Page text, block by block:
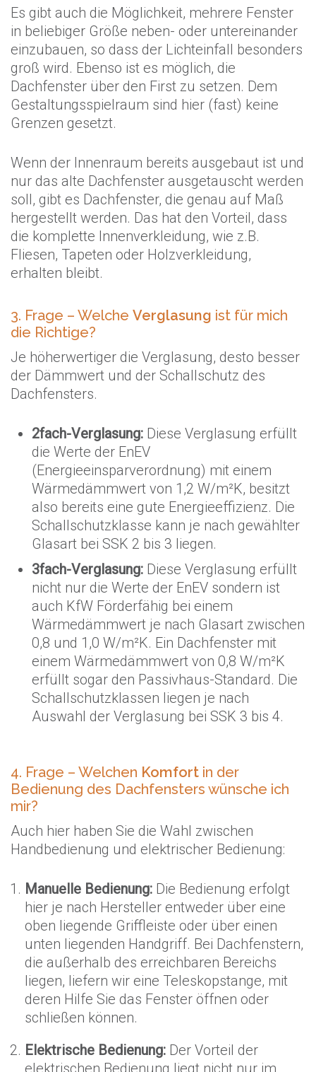
Es gibt auch die Möglichkeit, mehrere Fenster
in beliebiger Größe neben- oder untereinander
einzubauen, so dass der Lichteinfall besonders
groß wird. Ebenso ist es möglich, die
Dachfenster über den First zu setzen. Dem
Gestaltungsspielraum sind hier (fast) keine
Grenzen gesetzt.
Wenn der Innenraum bereits ausgebaut ist und
nur das alte Dachfenster ausgetauscht werden
soll, gibt es Dachfenster, die genau auf Maß
hergestellt werden. Das hat den Vorteil, dass
die komplette Innenverkleidung, wie z.B.
Fliesen, Tapeten oder Holzverkleidung,
erhalten bleibt.
3. Frage – Welche Verglasung ist für mich
die Richtige?
Je höherwertiger die Verglasung, desto besser
der Dämmwert und der Schallschutz des
Dachfensters.
2fach-Verglasung: Diese Verglasung erfüllt
die Werte der EnEV
(Energieeinsparverordnung) mit einem
Wärmedämmwert von 1,2 W/m²K, besitzt
also bereits eine gute Energieeffizienz. Die
Schallschutzklasse kann je nach gewählter
Glasart bei SSK 2 bis 3 liegen.
3fach-Verglasung: Diese Verglasung erfüllt
nicht nur die Werte der EnEV sondern ist
auch KfW Förderfähig bei einem
Wärmedämmwert je nach Glasart zwischen
0,8 und 1,0 W/m²K. Ein Dachfenster mit
einem Wärmedämmwert von 0,8 W/m²K
erfüllt sogar den Passivhaus-Standard. Die
Schallschutzklassen liegen je nach
Auswahl der Verglasung bei SSK 3 bis 4.
4. Frage – Welchen Komfort in der
Bedienung des Dachfensters wünsche ich
mir?
Auch hier haben Sie die Wahl zwischen
Handbedienung und elektrischer Bedienung:
Manuelle Bedienung: Die Bedienung erfolgt
hier je nach Hersteller entweder über eine
oben liegende Griffleiste oder über einen
unten liegenden Handgriff. Bei Dachfenstern,
die außerhalb des erreichbaren Bereichs
liegen, liefern wir eine Teleskopstange, mit
deren Hilfe Sie das Fenster öffnen oder
schließen können.
Elektrische Bedienung: Der Vorteil der
elektrischen Bedienung liegt nicht nur im